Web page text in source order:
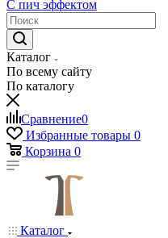
С пич эффектом
Каталог
По всему сайту
По каталогу
Сравнение0
Избранные товары 0
Корзина 0
Каталог